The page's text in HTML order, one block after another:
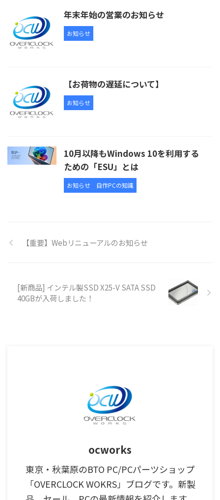
年末年始の営業のお知らせ
お知らせ
【お荷物の遅延について】
お知らせ
10月以降もWindows 10を利用する
ための「ESU」とは
お知らせ 自作PCの知識
【重要】Webリニューアルのお知らせ
[新商品] インテル製SSD X25-V SATA SSD
40GBが入荷しました！
ocworks
東京・秋葉原のBTO PC/PCパーツショップ
「OVERCLOCK WOKRS」ブログです。新製